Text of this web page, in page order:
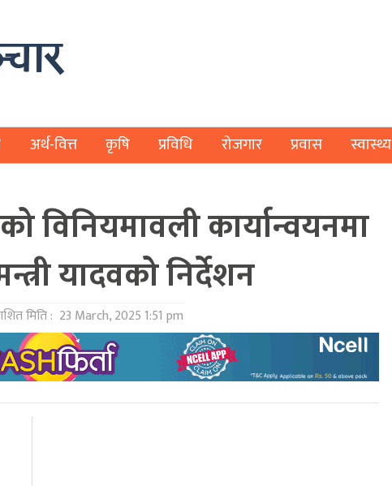
अर्थ-वित्त कृषि प्रविधि रोजगार प्रवास स्वास्थ्य
विनियमावली कार्यान्वयनमा
यादवको निर्देशन
मिति : 23 March, 2025 1:51 pm